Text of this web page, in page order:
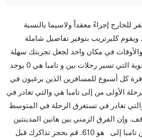
الخطوط الجوية الأخرى؟
رحلات الطيران على هذا الطريق،
مساحة إضافية للنوم؟
درجة رجال الأعمال توفر مساحة
الخاص؟
الخاص، و لكن يجب أن يكون معبئا
للخارج إجراءً معقداً ولاسيما بالنسبة
ويقوم كليرتريب بتوفير تفاصيل شاملة
والأوقات في مكان واحد لجعل تجربتك سهلة
ومريحة وإن الخطوط الجوية التي تسير رحلات بين و تامبا هي 0 يوجد
متوفرة كل أسبوع للمسافرين الذين يرغبون في
الأولى من إلى تامبا هي والتي تغادر في
تغادر في تستغرق الرحلة في المتوسط
وإن الفرق الزمني بين هاتين المدينتين
هو وأرخص يوم للسفر من تامبا إلى هو 610. قم بحجز تذاكرك قبل